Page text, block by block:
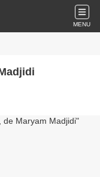
MENU